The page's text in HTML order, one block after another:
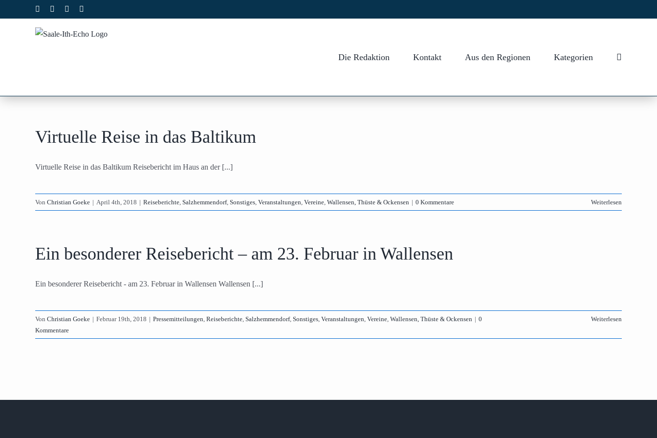
Inhalt
Facebook Instagram
Die Redaktion Kontakt Aus den Regionen Kategorien
Virtuelle Reise in das Baltikum
Virtuelle Reise in das Baltikum Reisebericht im Haus an der [...]
Von Christian Goeke | April 4th, 2018 | Reiseberichte, Salzhemmendorf, Sonstiges, Veranstaltungen, Vereine, Wallensen, Thüste & Ockensen | 0 Kommentare Weiterlesen
Ein besonderer Reisebericht – am 23. Februar in Wallensen
Ein besonderer Reisebericht - am 23. Februar in Wallensen Wallensen [...]
Von Christian Goeke | Februar 19th, 2018 | Pressemitteilungen, Reiseberichte, Salzhemmendorf, Sonstiges, Veranstaltungen, Vereine, Wallensen, Thüste & Ockensen | 0
Kommentare
Weiterlesen